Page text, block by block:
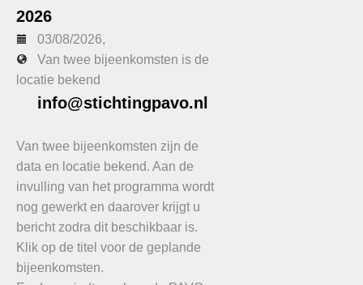
2026
03/08/2026,
Van twee bijeenkomsten is de
locatie bekend
info@stichtingpavo.nl
Van twee bijeenkomsten zijn de
data en locatie bekend. Aan de
invulling van het programma wordt
nog gewerkt en daarover krijgt u
bericht zodra dit beschikbaar is.
Klik op de titel voor de geplande
bijeenkomsten.